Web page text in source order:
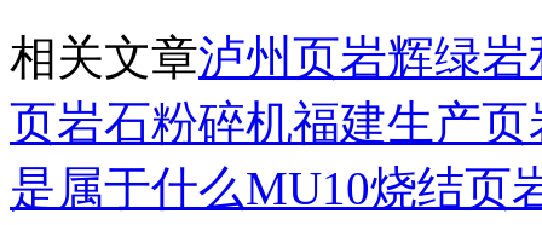
相关文章泸州页岩辉绿
页岩石粉碎机福建生产
是属于什么MU10烧结页